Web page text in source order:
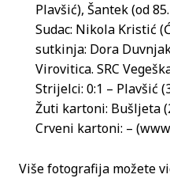
Plavšić), Šantek (od
Sudac: Nikola Kristić
sutkinja: Dora
Virovitica. SRC
Strijelci: 0:1 – Plavšić
Žuti kartoni: Bušljeta
Crveni kartoni: –
Više fotografija možete